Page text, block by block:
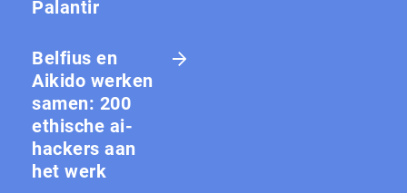
Palantir
Belfius en
Aikido werken
samen: 200
ethische ai-
hackers aan
het werk